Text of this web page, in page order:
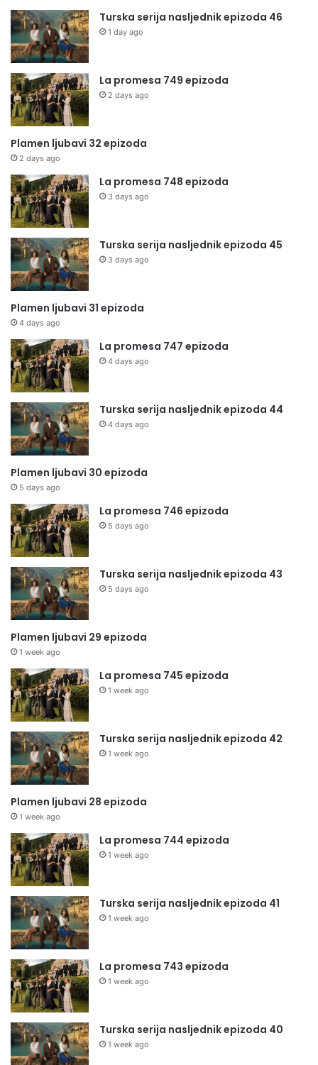
Turska serija nasljednik epizoda 46
1 day ago
La promesa 749 epizoda
2 days ago
Plamen ljubavi 32 epizoda
2 days ago
La promesa 748 epizoda
3 days ago
Turska serija nasljednik epizoda 45
3 days ago
Plamen ljubavi 31 epizoda
4 days ago
La promesa 747 epizoda
4 days ago
Turska serija nasljednik epizoda 44
4 days ago
Plamen ljubavi 30 epizoda
5 days ago
La promesa 746 epizoda
5 days ago
Turska serija nasljednik epizoda 43
5 days ago
Plamen ljubavi 29 epizoda
1 week ago
La promesa 745 epizoda
1 week ago
Turska serija nasljednik epizoda 42
1 week ago
Plamen ljubavi 28 epizoda
1 week ago
La promesa 744 epizoda
1 week ago
Turska serija nasljednik epizoda 41
1 week ago
La promesa 743 epizoda
1 week ago
Turska serija nasljednik epizoda 40
1 week ago